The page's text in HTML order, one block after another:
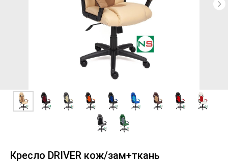
Кресло DRIVER кож/зам+ткань